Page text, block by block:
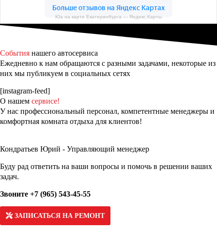
Юа на карте Екатеринбурга — Яндекс.Карты
События нашего автосервиса
Ежедневно к нам обращаются с разными задачами, некоторые из
них мы публикуем в социальных сетях
[instagram-feed]
О нашем сервисе!
У нас профессиональный персонал, компетентные менеджеры и
комфортная комната отдыха для клиентов!
Кондратьев Юрий - Управляющий менеджер
Буду рад ответить на ваши вопросы и помочь в решении ваших
задач.
Звоните +7 (965) 543-45-55
ЗАПИСАТЬСЯ НА РЕМОНТ